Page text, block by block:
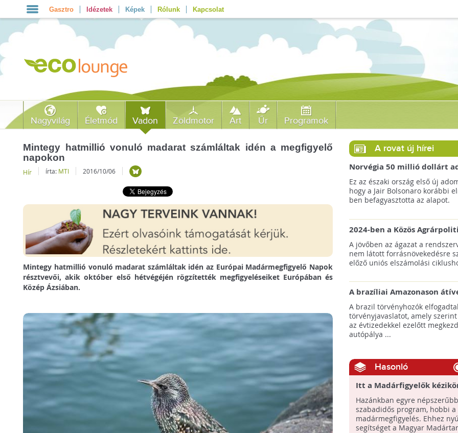
Gasztro Idézetek Képek Rólunk Kapcsolat
Nagyvilág Életmód Vadon Zöldmotor Art Űr Programok
Mintegy hatmillió vonuló madarat számláltak idén a megfigyelő
napokon
Hír írta: MTI 2016/10/06
Mintegy hatmillió vonuló madarat számláltak idén az Európai Madármegfigyelő Napok
résztvevői, akik október első hétvégéjén rögzítették megfigyeléseiket Európában és
Közép Ázsiában.
A rovat új hírei
Norvégia 50 millió dollárt
a brazil Amazonas-alapnak a
erdőirtás miatt
Ez az északi ország első új
hogy a Jair Bolsonaro korábbi
ben befagyasztotta az alapot.
2024-ben a Közös
keretein belül az
pályázatok az elsők között
majd meg
A jövőben az ágazat a
nem látott forrásnövekedésre
előző uniós elszámolási
A brazíliai Amazonason
autópálya robbanásszerű
erdőirtást indíthat el
A brazil törvényhozók
törvényjavaslatot, amely
az évtizedekkel ezelőtt
autópálya ...
Hasonló
Itt a Madárfigyelők
Hazánkban egyre népszerűbb
szabadidős program, hobbi a
madármegfigyelés. Ehhez
segítséget a Magyar